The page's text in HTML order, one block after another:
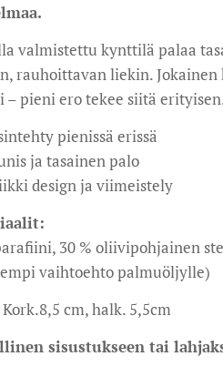
valmistettu kynttilä palaa
rauhoittavan liekin.
– pieni ero tekee siitä
pienissä erissä
ja tasainen palo
design ja viimeistely
30 % oliivipohjainen
vaihtoehto palmuöljylle)
cm, halk. 5,5cm
sisustukseen tai